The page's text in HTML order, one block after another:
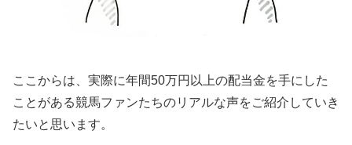
ここからは、実際に年間50万円以上の配当金を手にした
ことがある競馬ファンたちのリアルな声をご紹介していき
たいと思います。